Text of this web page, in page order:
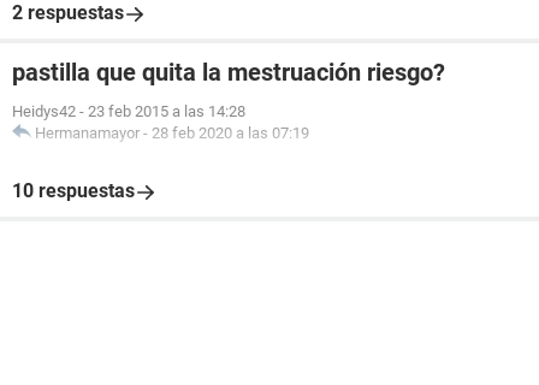
2 respuestas
pastilla que quita la mestruación riesgo?
Heidys42 - 23 feb 2015 a las 14:28
Hermanamayor - 28 feb 2020 a las 07:19
10 respuestas